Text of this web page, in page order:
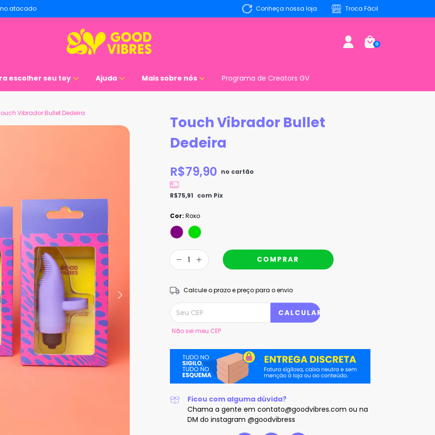
atacado Conheça nossa loja Troca Fácil
0
escolher seu toy Ajuda Mais sobre nós Programa de Creators GV
Vibrador Bullet Dedeira
Touch Vibrador Bullet
Dedeira
R$79,90 no cartão
R$75,91 com Pix
Cor: Roxo
Calcule o prazo e preço para o envio
Entregas para o CEP:
CALCULAR
Não sei meu CEP
Ficou com alguma dúvida?
Chama a gente em contato@goodvibres.com ou na
DM do instagram @goodvibress